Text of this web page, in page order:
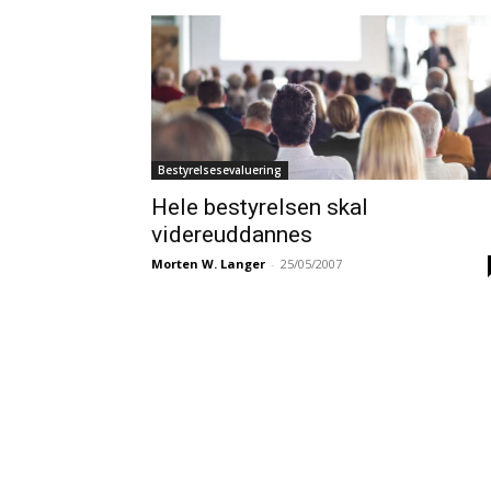
Bestyrelsesevaluering
Hele bestyrelsen skal
videreuddannes
Morten W. Langer - 25/05/2007